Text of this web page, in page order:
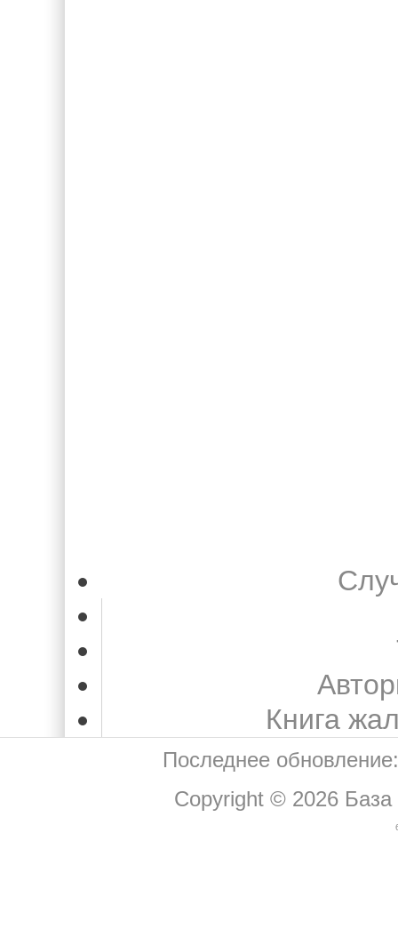
Книга
Последнее
Copyright © 2026 База